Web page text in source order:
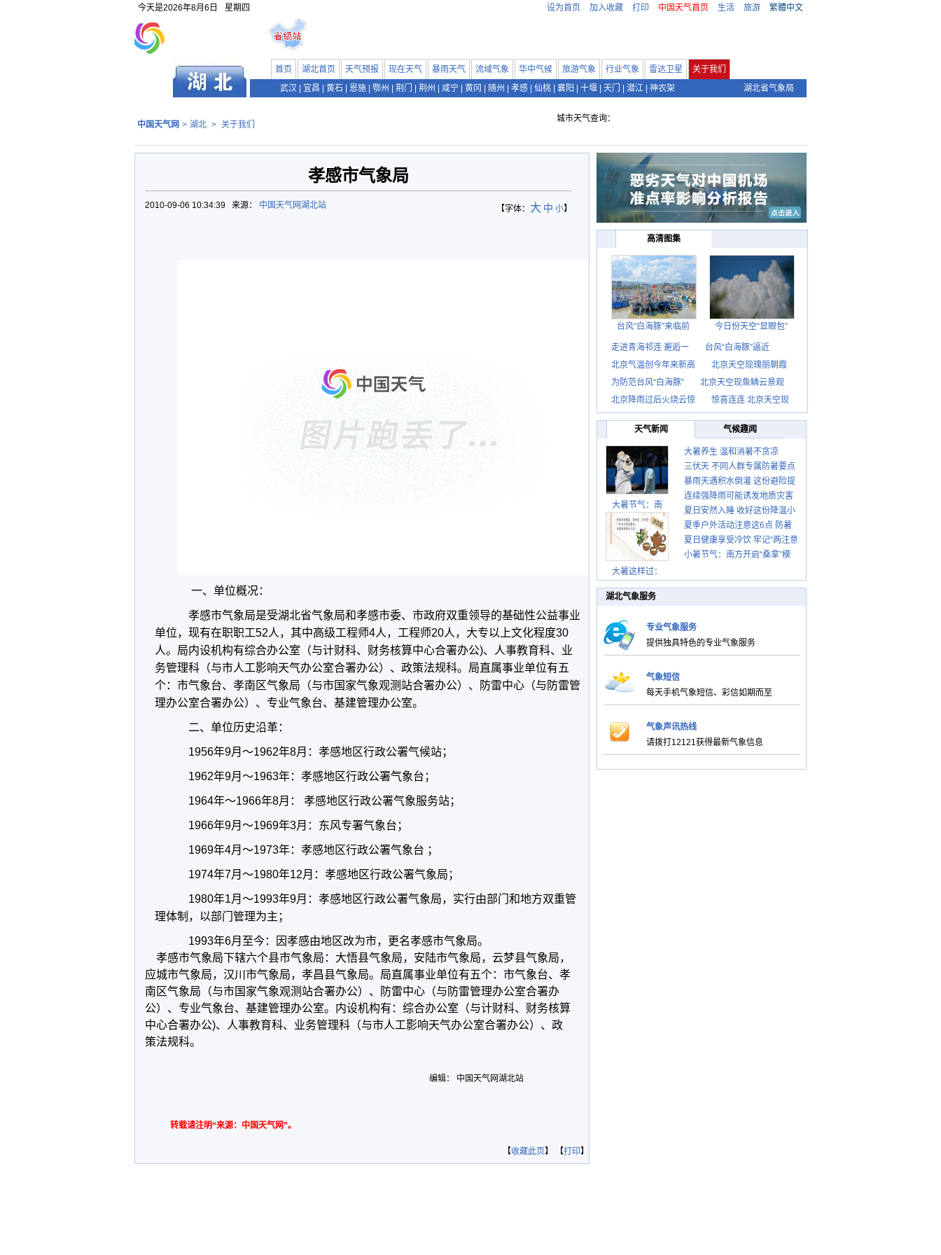
今天是2026年8月6日 星期四 设为首页 加入收藏 打印 中国天气首页 生活 旅游 繁體中文
首页 湖北首页 天气预报 现在天气 暴雨天气 流域气象 华中气候 旅游气象 行业气象 雷达卫星
关于我们
武汉
宜昌 黄石 恩施 鄂州 荆门 荆州 咸宁 黄冈 随州 孝感 仙桃 襄阳 十堰 天门 潜江 神农架 湖北省气象局
中国天气网 > 湖北 > 关于我们
城市天气查询：
孝感市气象局
【字体： 大 中 小】
2010-09-06 10:34:39 来源： 中国天气网湖北站
一、单位概况：
孝感市气象局是受湖北省气象局和孝感市委、市政府双重领导的基础性公益事业
单位，现有在职职工52人，其中高级工程师4人，工程师20人，大专以上文化程度30
人。局内设机构有综合办公室（与计财科、财务核算中心合署办公)、人事教育科、业
务管理科（与市人工影响天气办公室合署办公）、政策法规科。局直属事业单位有五
个：市气象台、孝南区气象局（与市国家气象观测站合署办公）、防雷中心（与防雷管
理办公室合署办公）、专业气象台、基建管理办公室。
二、单位历史沿革：
1956年9月～1962年8月：孝感地区行政公署气候站；
1962年9月～1963年：孝感地区行政公署气象台；
1964年～1966年8月： 孝感地区行政公署气象服务站；
1966年9月～1969年3月：东风专署气象台；
1969年4月～1973年：孝感地区行政公署气象台 ；
1974年7月～1980年12月：孝感地区行政公署气象局；
1980年1月～1993年9月：孝感地区行政公署气象局，实行由部门和地方双重管
理体制，以部门管理为主；
1993年6月至今：因孝感由地区改为市，更名孝感市气象局。
孝感市气象局下辖六个县市气象局：大悟县气象局，安陆市气象局，云梦县气象局，
应城市气象局，汉川市气象局，孝昌县气象局。局直属事业单位有五个：市气象台、孝
南区气象局（与市国家气象观测站合署办公）、防雷中心（与防雷管理办公室合署办
公）、专业气象台、基建管理办公室。内设机构有：综合办公室（与计财科、财务核算
中心合署办公)、人事教育科、业务管理科（与市人工影响天气办公室合署办公）、政
策法规科。
编辑： 中国天气网湖北站
转载请注明“来源：中国天气网”。
【收藏此页】 【打印】
高清图集
台风“白海豚”来临前 今日份天空“显眼包”
走进青海祁连 邂逅一
台风“白海豚”逼近
北京气温创今年来新高
北京天空现瑰丽朝霞
为防范台风“白海豚”
北京天空现鱼鳞云景观
北京降雨过后火烧云惊
惊喜连连 北京天空现
天气新闻 气候趣闻
大暑节气：南
大暑这样过：
大暑养生 温和消暑不贪凉
三伏天 不同人群专属防暑要点
请收好
暴雨天遇积水倒灌 这份避险提
示请收好
连续强降雨可能诱发地质灾害
这些前兆要知道
夏日安然入睡 收好这份降温小
贴士
夏季户外活动注意这6点 防暑
健身两不误
夏日健康享受冷饮 牢记“两注意
一控制”
小暑节气：南方开启“桑拿”模
湖北气象服务
专业气象服务
提供独具特色的专业气象服务
气象短信
每天手机气象短信、彩信如期而至
气象声讯热线
请拨打12121获得最新气象信息